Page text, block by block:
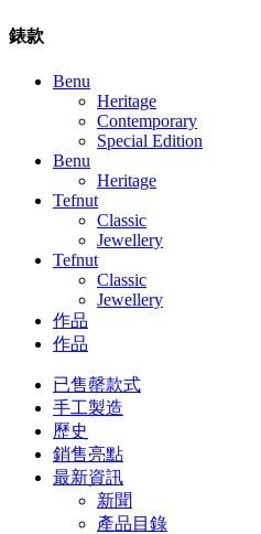
錶款
Benu
Heritage
Contemporary
Special Edition
Benu
Heritage
Tefnut
Classic
Jewellery
Tefnut
Classic
Jewellery
作品
作品
已售罄款式
手工製造
歷史
銷售亮點
最新資訊
新聞
產品目錄